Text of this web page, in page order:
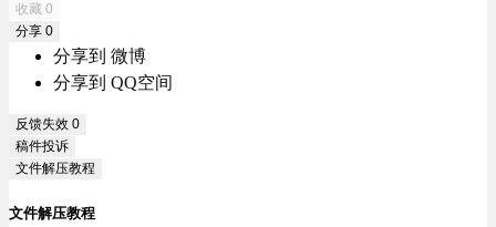
收藏 0
分享 0
分享到 微博
分享到 QQ空间
反馈失效 0
稿件投诉
文件解压教程
文件解压教程